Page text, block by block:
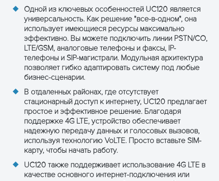
Одной из ключевых особенностей UC120 является
универсальность. Как решение "все-в-одном", она
использует имеющиеся ресурсы максимально
эффективно. Вы можете подключить линии PSTN/CO,
LTE/GSM, аналоговые телефоны и факсы, IP-
телефоны и SIP-магистрали. Модульная архитектура
позволяет гибко адаптировать систему под любые
бизнес-сценарии.
В отдаленных районах, где отсутствует
стационарный доступ к интернету, UC120 предлагает
простое и эффективное решение. Благодаря
поддержке 4G LTE, устройство обеспечивает
надежную передачу данных и голосовых вызовов,
используя технологию VoLTE. Просто вставьте SIM-
карту, чтобы начать работу.
UC120 также поддерживает использование 4G LTE в
качестве основного интернет-подключения или
ПОЛУЧИТЬ КОНСУЛЬТАЦИЮ